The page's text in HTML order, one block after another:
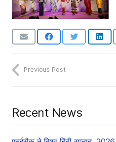
Previous Post
Recent News